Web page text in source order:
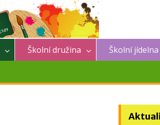
Školní družina
Školní jídelna